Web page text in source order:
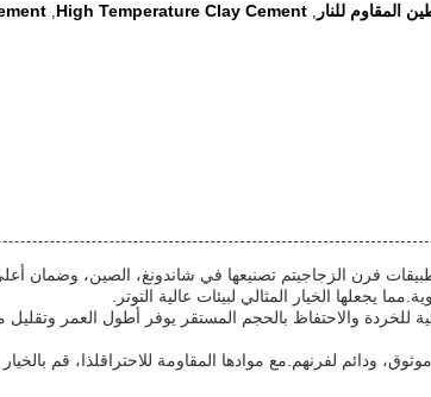
المقاوم للنار ,
High Temperature Clay Cement
,
فرن الزجاجيتم تصنيعها في شاندونغ، الصين، وضمان أعلى
والاحتفاظ بالحجم المستقر يوفر أطول العمر وتقليل
لفرنهم.مع موادها المقاومة للاحتراقلذا، قم بالخيار